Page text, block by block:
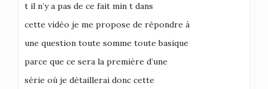
t il n’y a pas de ce fait min t dans
cette vidéo je me propose de répondre à
une question toute somme toute basique
parce que ce sera la première d’une
série où je détaillerai donc cette